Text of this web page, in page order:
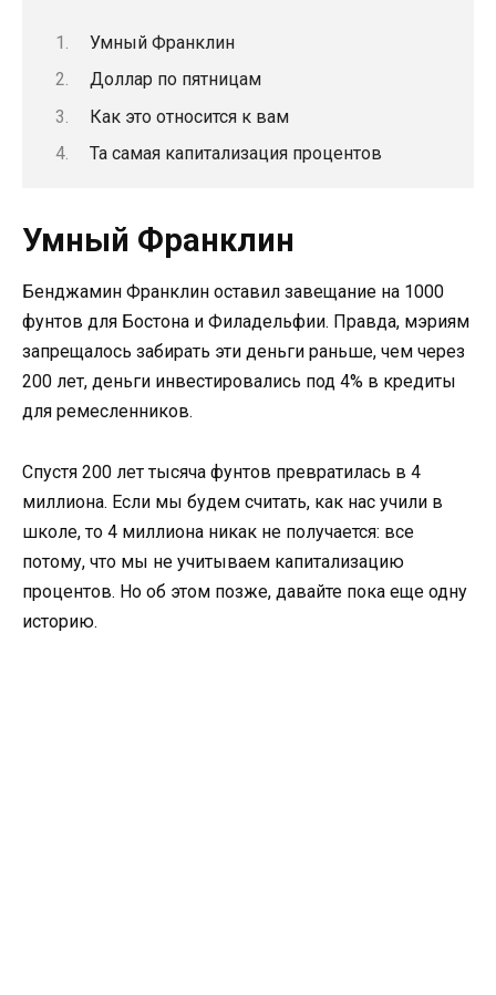
Умный Франклин
Доллар по пятницам
Как это относится к вам
Та самая капитализация процентов
Умный Франклин
Бенджамин Франклин оставил завещание на 1000
фунтов для Бостона и Филадельфии. Правда, мэриям
запрещалось забирать эти деньги раньше, чем через
200 лет, деньги инвестировались под 4% в кредиты
для ремесленников.
Спустя 200 лет тысяча фунтов превратилась в 4
миллиона. Если мы будем считать, как нас учили в
школе, то 4 миллиона никак не получается: все
потому, что мы не учитываем капитализацию
процентов. Но об этом позже, давайте пока еще одну
историю.